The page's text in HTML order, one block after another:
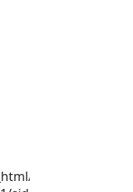
wp-